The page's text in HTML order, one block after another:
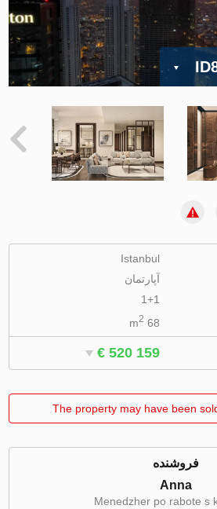
Istanbul
آپارتمان
1+1
68 m
2
€ 520 159
The property may have been
فروشنده
Anna
Menedzher po rabote s